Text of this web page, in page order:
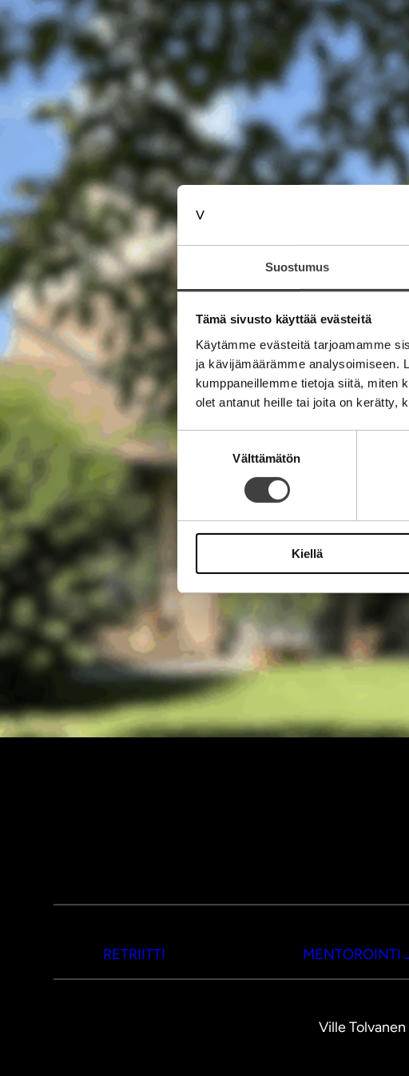
Suostumus
Tämä sivusto käyttää evästeitä
Käytämme evästeitä tarjoamamme
ja kävijämäärämme analysoimiseen.
kumppaneillemme tietoja siitä, miten
olet antanut heille tai joita on kerätty,
valinta
Välttämätön
Kiellä
RETRIITTI MENTOROINTI
Ville Tolvanen